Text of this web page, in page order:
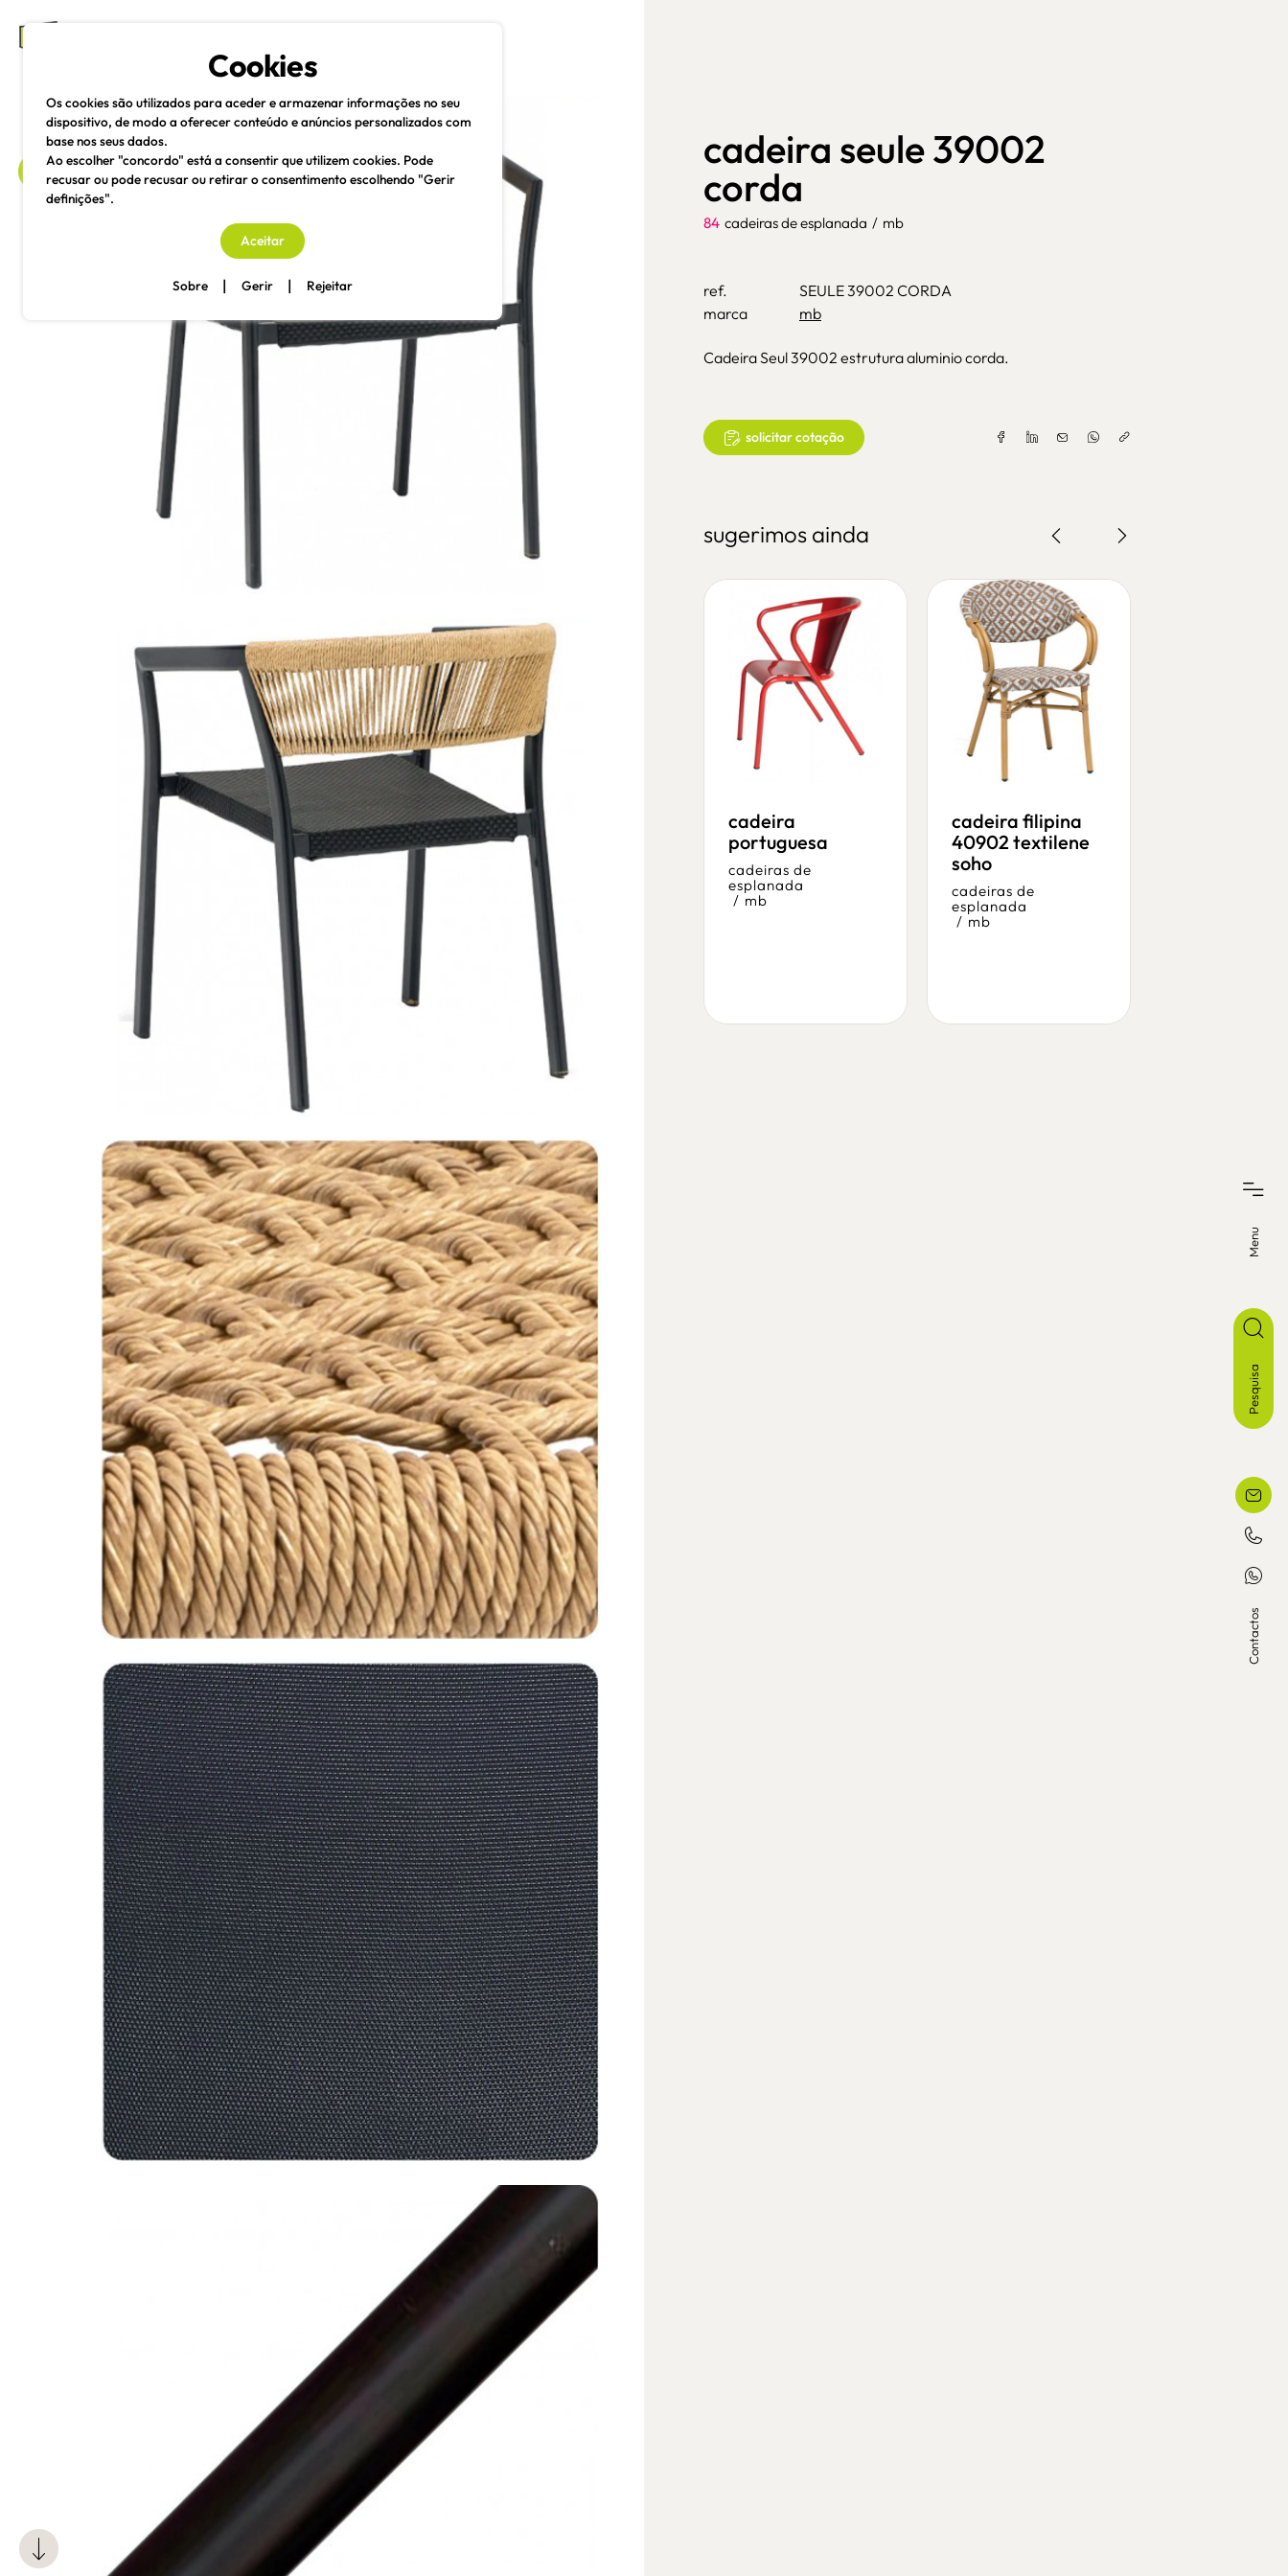
cadeira seule 39002
corda
84 cadeiras de esplanada / mb
ref.
SEULE 39002 CORDA
marca
mb
Cadeira Seul 39002 estrutura aluminio corda.
solicitar cotação
sugerimos ainda
cadeira remind
3730
cadeiras de
esplanada
cadeira pedrali
cadeira filipina
40902 texteline
uno
cadeiras de
esplanada
mb
cadeira
portuguesa
cadeiras de
esplanada
/ mb
cadeira filipina
40902 textilene
soho
cadeiras de
esplanada
/ mb
Menu
Pesquisa
Contactos
Cookies
Os cookies são utilizados para aceder e armazenar informações no seu
dispositivo, de modo a oferecer conteúdo e anúncios personalizados com
base nos seus dados.
Ao escolher "concordo" está a consentir que utilizem cookies. Pode
recusar ou pode recusar ou retirar o consentimento escolhendo "Gerir
definições".
Aceitar
Sobre | Gerir | Rejeitar